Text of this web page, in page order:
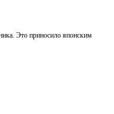
Это приносило японским